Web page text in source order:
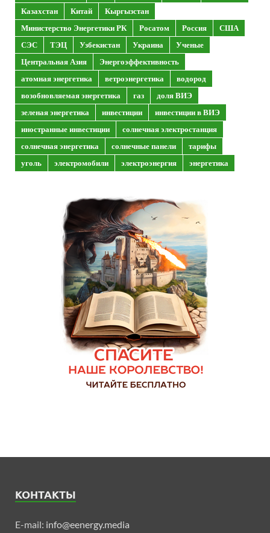
Казахстан
Китай
Кыргызстан
Министерство Энергетики РК
Росатом Россия
США
СЭС
ТЭЦ Узбекистан Украина
Ученые
Центральная Азия
Энергоэффективность
атомная энергетика
ветроэнергетика
водород
возобновляемая энергетика
газ
доля ВИЭ
зеленая энергетика
инвестиции
инвестиции в ВИЭ
иностранные инвестиции
солнечная электростанция
солнечная энергетика
солнечные панели
тарифы
уголь
электромобили электроэнергия энергетика
КОНТАКТЫ
E-mail: info@eenergy.media